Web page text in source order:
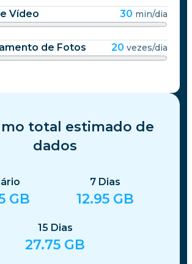
Vídeo 30 min/dia
de Fotos 20 vezes/dia
total estimado de
dados
GB
7 Dias
12.95 GB
15 Dias
27.75 GB